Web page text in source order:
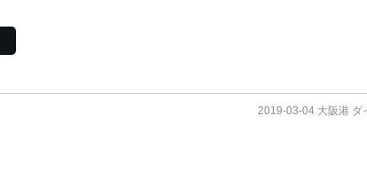
2019-03-04 大阪港 ダ